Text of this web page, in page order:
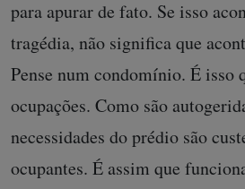
uma tragédia dessa proporção.
prefere criminalizar os
acusando-os de “cobrar
vulneráveis”, sem sequer terem
para apurar de fato. Se isso
tragédia, não significa que